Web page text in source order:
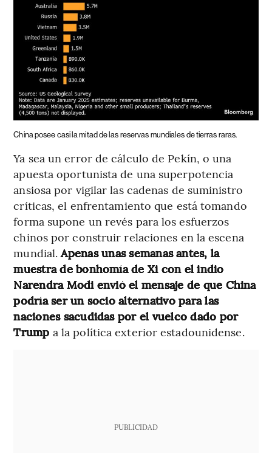
China posee casi la mitad de las reservas mundiales de tierras raras.
Ya sea un error de cálculo de Pekín, o una
apuesta oportunista de una superpotencia
ansiosa por vigilar las cadenas de suministro
críticas, el enfrentamiento que está tomando
forma supone un revés para los esfuerzos
chinos por construir relaciones en la escena
mundial.Apenas unas semanas antes, la
muestra de bonhomía de Xi con el indio
Narendra Modi envió el mensaje de que China
podría ser un socio alternativo para las
naciones sacudidas por el vuelco dado por
Trump a la política exterior estadounidense.
PUBLICIDAD